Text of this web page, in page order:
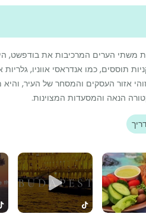
משתי הערים המרכיבות את בודפשט,
תוססים, כמו אנדראסי אווניו, גלריות
אזור העסקים והמסחר של העיר,
הנאה והמסעדות המצוינות.